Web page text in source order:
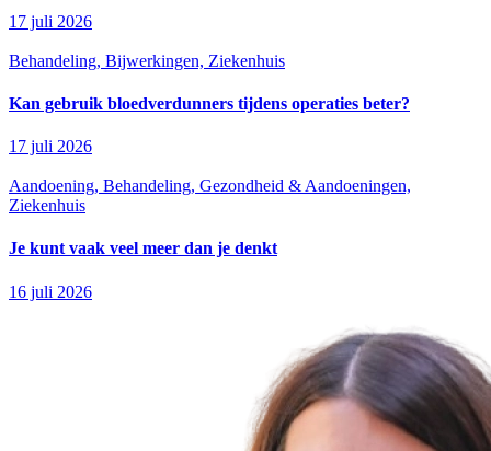
17 juli 2026
Behandeling, Bijwerkingen, Ziekenhuis
Kan gebruik bloedverdunners tijdens operaties beter?
17 juli 2026
Aandoening, Behandeling, Gezondheid & Aandoeningen,
Ziekenhuis
Je kunt vaak veel meer dan je denkt
16 juli 2026